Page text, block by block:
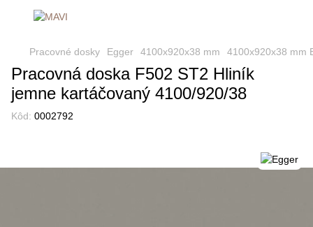
Pracovné dosky Egger 4100x920x38 mm 4100x920x38 mm
Pracovná doska F502 ST2 Hliník
jemne kartáčovaný 4100/920/38
Kôd: 0002792